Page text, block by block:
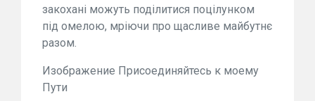
закохані можуть поділитися поцілунком
під омелою, мріючи про щасливе майбутнє
разом.
Изображение Присоединяйтесь к моему
Пути